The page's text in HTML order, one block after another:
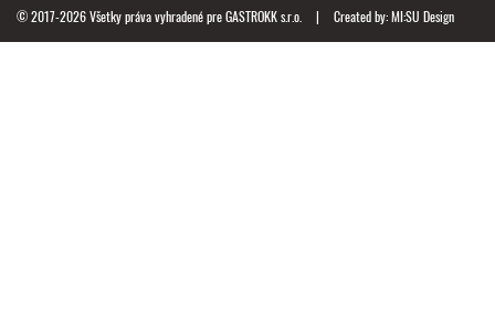
© 2017-2026 Všetky práva vyhradené pre GASTROKK s.r.o. | Created by:MI:SU Design